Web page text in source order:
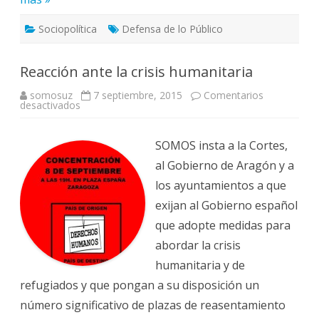
Sociopolítica Defensa de lo Público
Reacción ante la crisis humanitaria
somosuz 7 septiembre, 2015 Comentarios
desactivadosen
crisis
humanitaria
SOMOS insta a la Cortes,
al Gobierno de Aragón y a
los ayuntamientos a que
exijan al Gobierno español
que adopte medidas para
abordar la crisis
humanitaria y de
refugiados y que pongan a su disposición un
número significativo de plazas de reasentamiento